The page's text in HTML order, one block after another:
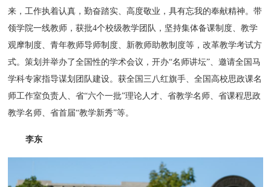
来，工作执着认真，勤奋踏实、高度敬业，具有忘我的奉献精神。带
领学院一线教师，获批4个校级教学团队，坚持集体备课制度、教学
观摩制度、青年教师导师制度、新教师助教制度等，改革教学考试方
式。策划并举办了全国性的学术会议，开办“名师讲坛”、邀请全国马
学科专家指导谋划团队建设。获全国三八红旗手、全国高校思政课名
师工作室负责人、省“六个一批”理论人才、省教学名师、省课程思政
教学名师、省首届“教学新秀”等。
李东